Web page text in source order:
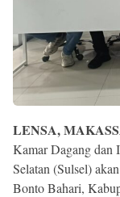
LENSA,
Kamar Dagang dan
Selatan (Sulsel)
Bonto Bahari,